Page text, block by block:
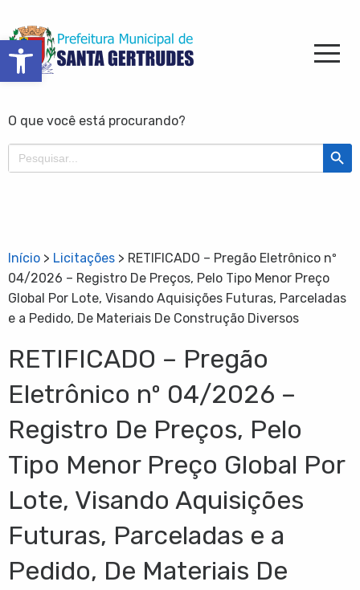
Barra de Ferramentas Aberta
O que você está procurando?
Search
for:
Search
Início > Licitações > RETIFICADO – Pregão Eletrônico nº
04/2026 – Registro De Preços, Pelo Tipo Menor Preço
Global Por Lote, Visando Aquisições Futuras, Parceladas
e a Pedido, De Materiais De Construção Diversos
RETIFICADO – Pregão
Eletrônico nº 04/2026 –
Registro De Preços, Pelo
Tipo Menor Preço Global Por
Lote, Visando Aquisições
Futuras, Parceladas e a
Pedido, De Materiais De